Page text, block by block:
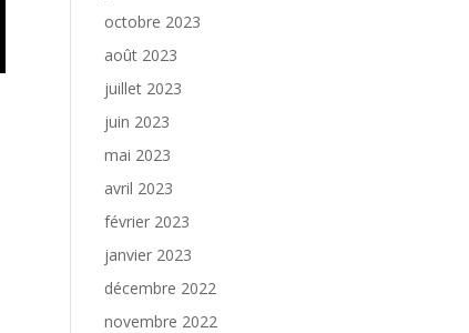
octobre 2023
août 2023
juillet 2023
juin 2023
mai 2023
avril 2023
février 2023
janvier 2023
décembre 2022
novembre 2022